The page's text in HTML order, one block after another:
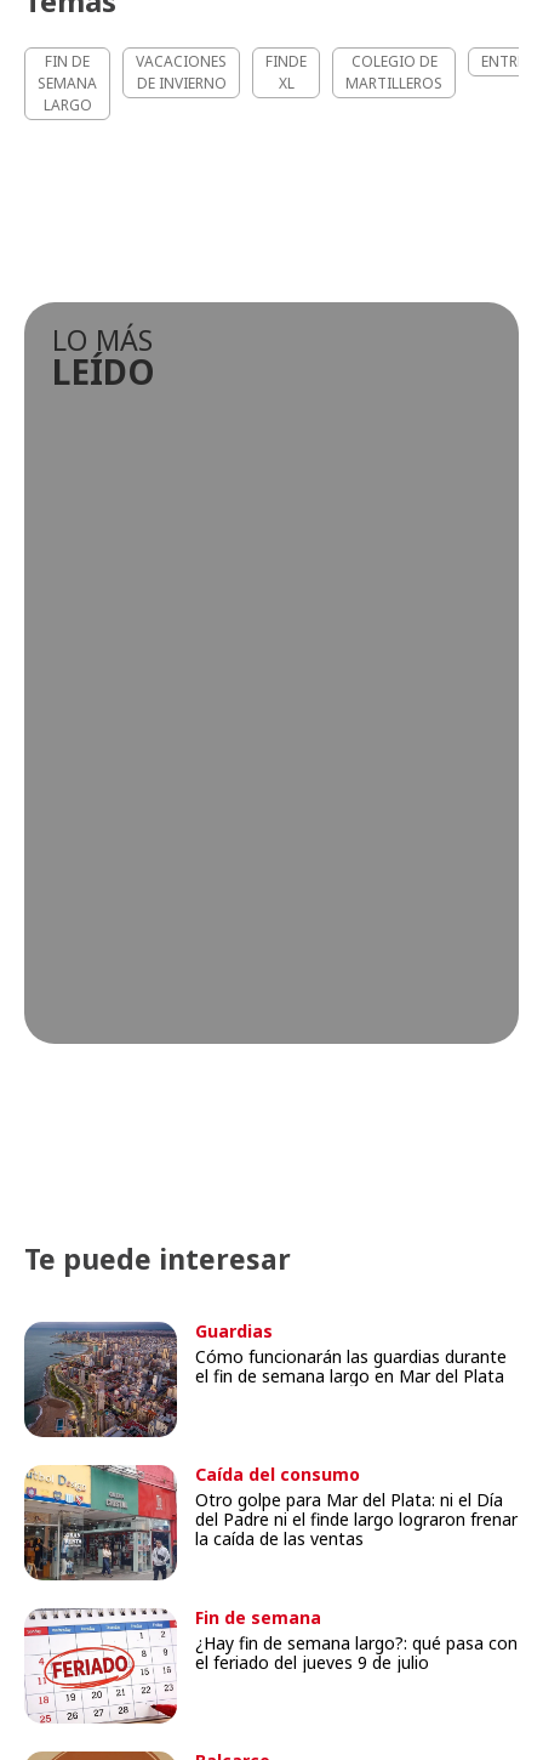
FIN DE
SEMANA
LARGO
VACACIONES
DE INVIERNO
FINDE
XL
COLEGIO DE
MARTILLEROS
LO MÁS
LEÍDO
Te puede interesar
Guardias
Cómo funcionarán las guardias durante
el fin de semana largo en Mar del Plata
Caída del consumo
Otro golpe para Mar del Plata: ni el Día
del Padre ni el finde largo lograron frenar
la caída de las ventas
Fin de semana
¿Hay fin de semana largo?: qué pasa con
el feriado del jueves 9 de julio